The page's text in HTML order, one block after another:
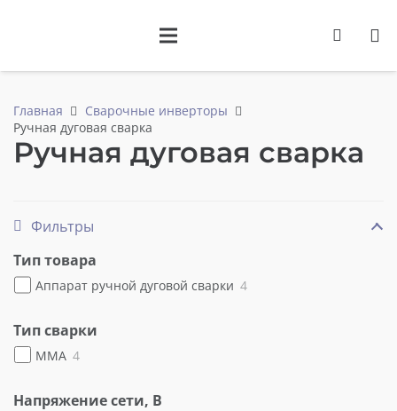
Главная
Сварочные инверторы
Ручная дуговая сварка
Ручная дуговая сварка
Фильтры
Тип товара
Аппарат ручной дуговой сварки 4
Тип сварки
MMA 4
Напряжение сети, В